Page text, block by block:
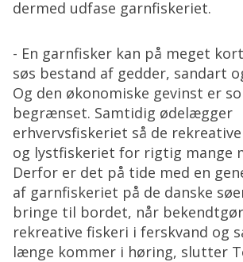
dermed udfase garnfiskeriet.
- En garnfisker kan på meget
søs bestand af gedder, sandart
Og den økonomiske gevinst er
begrænset. Samtidig ødelægger
erhvervsfiskeriet så de
og lystfiskeriet for rigtig mange
Derfor er det på tide med en
af garnfiskeriet på de danske
bringe til bordet, når
rekreative fiskeri i ferskvand og
længe kommer i høring, slutter